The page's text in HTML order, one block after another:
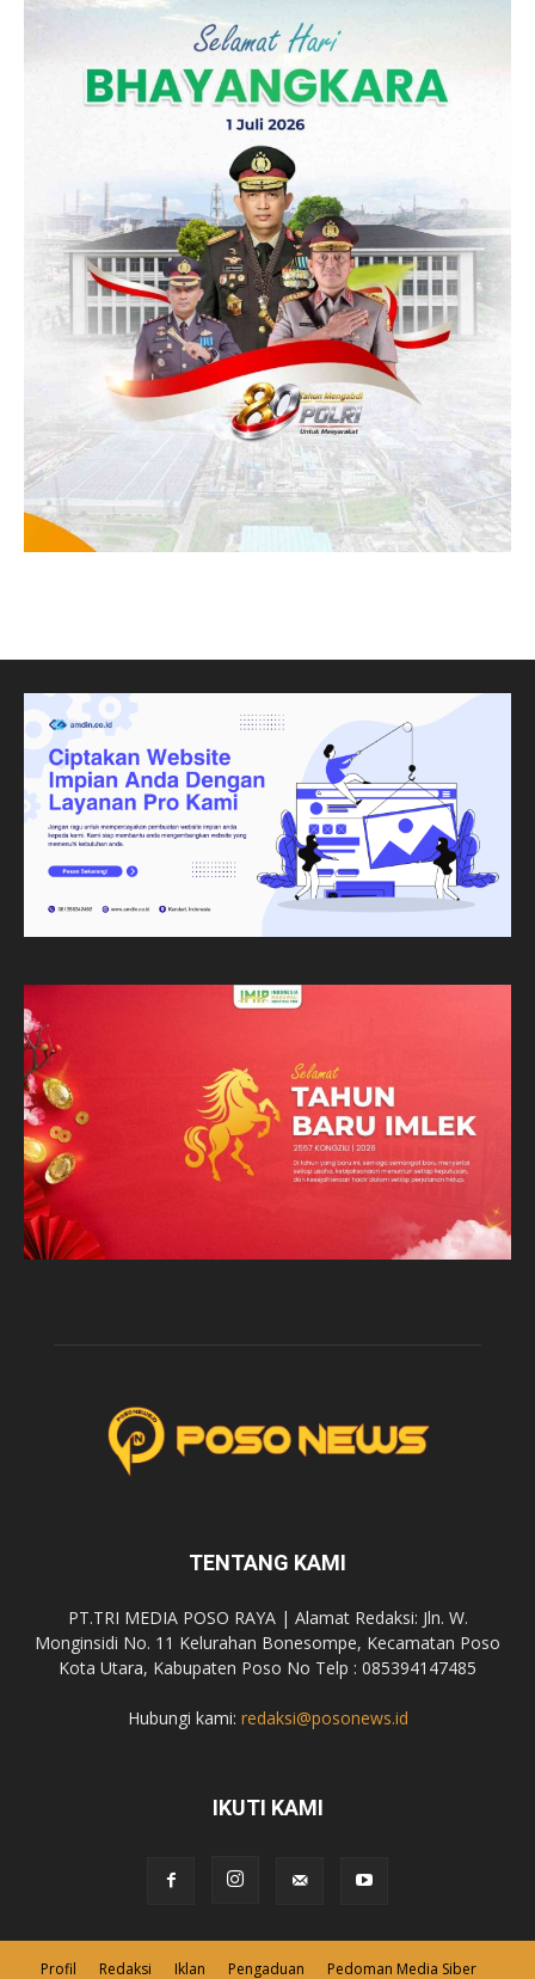
TENTANG KAMI
PT.TRI MEDIA POSO RAYA | Alamat Redaksi: Jln. W.
Monginsidi No. 11 Kelurahan Bonesompe, Kecamatan Poso
Kota Utara, Kabupaten Poso No Telp : 085394147485
Hubungi kami: redaksi@posonews.id
IKUTI KAMI
Profil Redaksi Iklan Pengaduan Pedoman Media Siber